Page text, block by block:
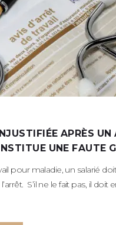
APRÈS UN
UNE FAUTE
pour maladie, un salarié
S’il ne le fait pas, il doit